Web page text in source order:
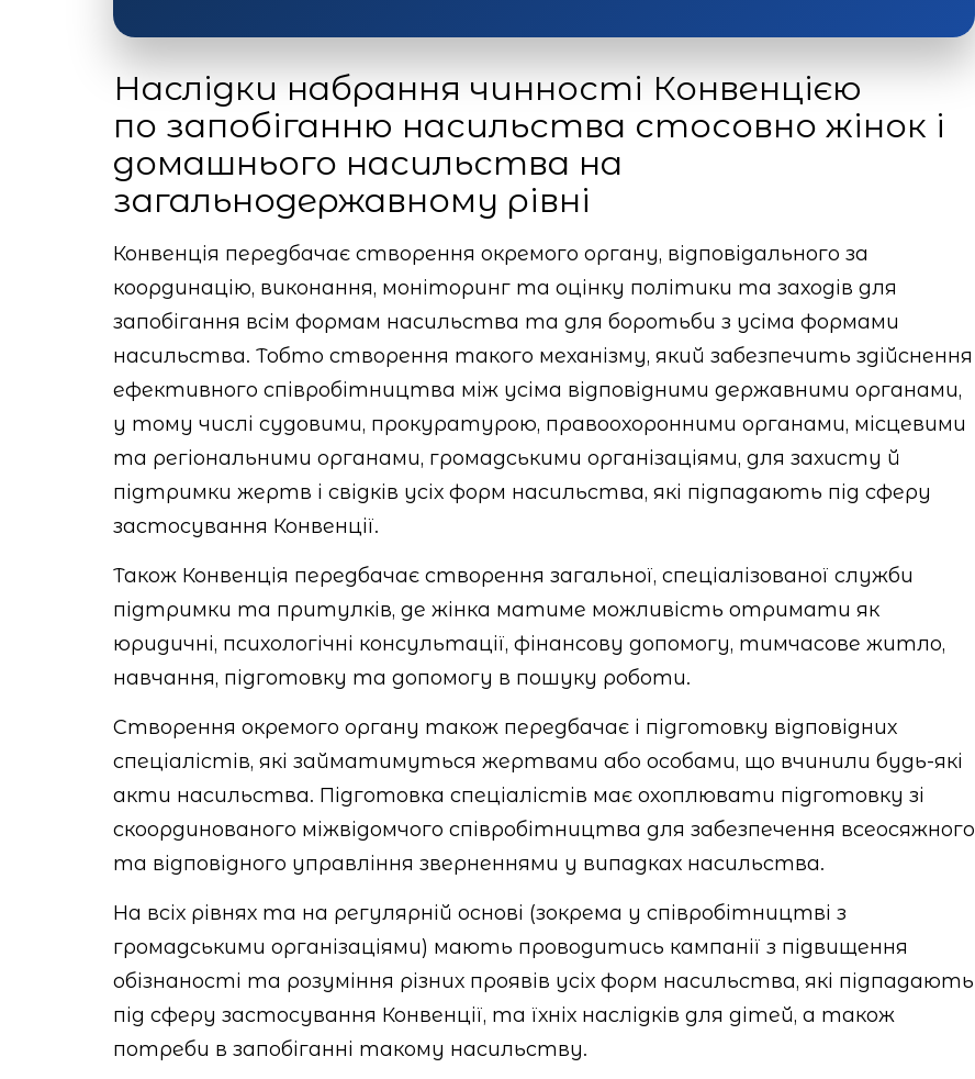
Наслідки набрання чинності Конвенцією
по запобіганню насильства стосовно жінок і
домашнього насильства на
загальнодержавному рівні
Конвенція передбачає створення окремого органу, відповідального за
координацію, виконання, моніторинг та оцінку політики та заходів для
запобігання всім формам насильства та для боротьби з усіма формами
насильства. Тобто створення такого механізму, який забезпечить здійснення
ефективного співробітництва між усіма відповідними державними органами,
у тому числі судовими, прокуратурою, правоохоронними органами, місцевими
та регіональними органами, громадськими організаціями, для захисту й
підтримки жертв і свідків усіх форм насильства, які підпадають під сферу
застосування Конвенції.
Також Конвенція передбачає створення загальної, спеціалізованої служби
підтримки та притулків, де жінка матиме можливість отримати як
юридичні, психологічні консультації, фінансову допомогу, тимчасове житло,
навчання, підготовку та допомогу в пошуку роботи.
Створення окремого органу також передбачає і підготовку відповідних
спеціалістів, які займатимуться жертвами або особами, що вчинили будь-які
акти насильства. Підготовка спеціалістів має охоплювати підготовку зі
скоординованого міжвідомчого співробітництва для забезпечення всеосяжного
та відповідного управління зверненнями у випадках насильства.
На всіх рівнях та на регулярній основі (зокрема у співробітництві з
громадськими організаціями) мають проводитись кампанії з підвищення
обізнаності та розуміння різних проявів усіх форм насильства, які підпадають
під сферу застосування Конвенції, та їхніх наслідків для дітей, а також
потреби в запобіганні такому насильству.